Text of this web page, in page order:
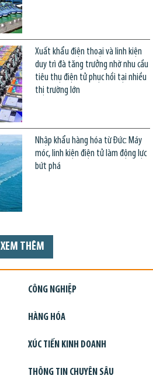
Xuất khẩu điện thoại và linh kiện
duy trì đà tăng trưởng nhờ nhu cầu
tiêu thụ điện tử phục hồi tại nhiều
thị trường lớn
Nhập khẩu hàng hóa từ Đức: Máy
móc, linh kiện điện tử làm động lực
bứt phá
XEM THÊM
CÔNG NGHIỆP
HÀNG HÓA
XÚC TIẾN KINH DOANH
THÔNG TIN CHUYÊN SÂU